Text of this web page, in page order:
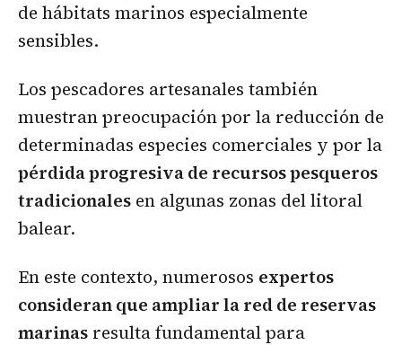
de hábitats marinos especialmente
sensibles.
Los pescadores artesanales también
muestran preocupación por la reducción de
determinadas especies comerciales y por la
pérdida progresiva de recursos pesqueros
tradicionales en algunas zonas del litoral
balear.
En este contexto, numerosos expertos
consideran que ampliar la red de reservas
marinas resulta fundamental para